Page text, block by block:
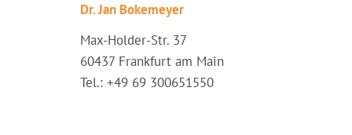
Dr. Jan Bokemeyer
Max-Holder-Str. 37
60437 Frankfurt am Main
Tel.: +49 69 300651550